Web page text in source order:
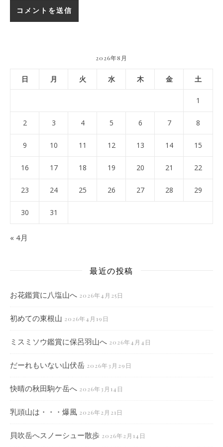
2026年8月
日 月 火 水 木 金 土
1
2 3 4 5 6 7 8
9 10 11 12 13 14 15
16 17 18 19 20 21 22
23 24 25 26 27 28 29
30 31
« 4月
最近の投稿
お花鑑賞に八塩山へ 2026年4月25日
初めての東根山 2026年4月19日
ミスミソウ鑑賞に保呂羽山へ 2026年4月4日
だーれもいない山伏岳 2026年3月29日
快晴の秋田駒ケ岳へ 2026年3月14日
乳頭山は・・・爆風 2026年2月21日
貝吹岳へスノーシュー散歩 2026年2月14日